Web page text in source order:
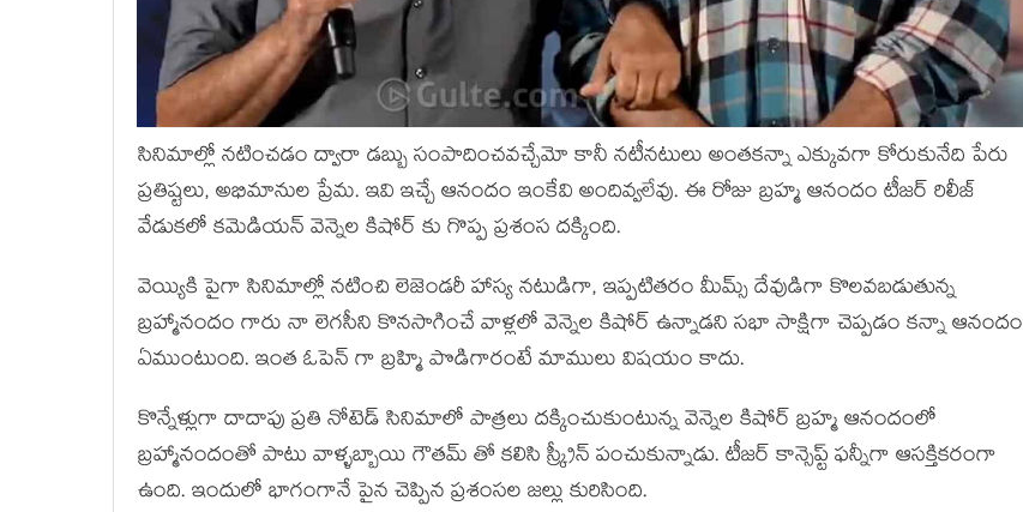
సినిమాల్లో నటించడం ద్వారా డబ్బు సంపాదించవచ్చేమో కానీ నటీనటులు అంతకన్నా ఎక్కువగా కోరుకునేది పేరు
ప్రతిష్టలు, అభిమానుల ప్రేమ. ఇవి ఇచ్చే ఆనందం ఇంకేవి అందివ్వలేవు. ఈ రోజు బ్రహ్మ ఆనందం టీజర్ రిలీజ్
వేడుకలో కమెడియన్ వెన్నెల కిషోర్ కు గొప్ప ప్రశంస దక్కింది.
వెయ్యికి పైగా సినిమాల్లో నటించి లెజెండరీ హాస్య నటుడిగా, ఇప్పటితరం మీమ్స్ దేవుడిగా కొలవబడుతున్న
బ్రహ్మానందం గారు నా లెగసీని కొనసాగించే వాళ్లలో వెన్నెల కిషోర్ ఉన్నాడని సభా సాక్షిగా చెప్పడం కన్నా ఆనందం
ఏముంటుంది. ఇంత ఓపెన్ గా బ్రహ్మి పొడిగారంటే మాములు విషయం కాదు.
కొన్నేళ్లుగా దాదాపు ప్రతి నోటెడ్ సినిమాలో పాత్రలు దక్కించుకుంటున్న వెన్నెల కిషోర్ బ్రహ్మ ఆనందంలో
బ్రహ్మానందంతో పాటు వాళ్ళబ్బాయి గౌతమ్ తో కలిసి స్క్రీన్ పంచుకున్నాడు. టీజర్ కాన్సెప్ట్ ఫన్నీగా ఆసక్తికరంగా
ఉంది. ఇందులో భాగంగానే పైన చెప్పిన ప్రశంసల జల్లు కురిసింది.